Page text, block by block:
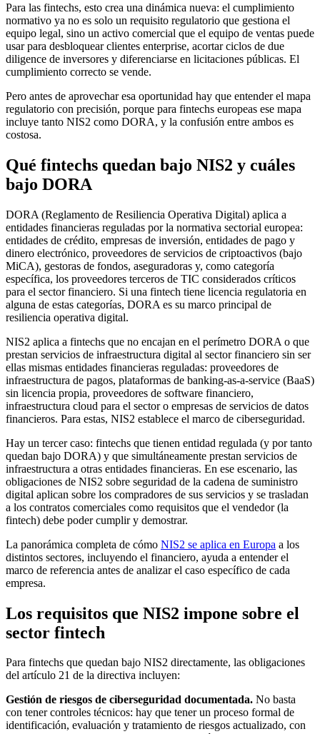
Para las fintechs, esto crea una dinámica nueva: el cumplimiento
normativo ya no es solo un requisito regulatorio que gestiona el
equipo legal, sino un activo comercial que el equipo de ventas puede
usar para desbloquear clientes enterprise, acortar ciclos de due
diligence de inversores y diferenciarse en licitaciones públicas. El
cumplimiento correcto se vende.
Pero antes de aprovechar esa oportunidad hay que entender el mapa
regulatorio con precisión, porque para fintechs europeas ese mapa
incluye tanto NIS2 como DORA, y la confusión entre ambos es
costosa.
Qué fintechs quedan bajo NIS2 y cuáles
bajo DORA
DORA (Reglamento de Resiliencia Operativa Digital) aplica a
entidades financieras reguladas por la normativa sectorial europea:
entidades de crédito, empresas de inversión, entidades de pago y
dinero electrónico, proveedores de servicios de criptoactivos (bajo
MiCA), gestoras de fondos, aseguradoras y, como categoría
específica, los proveedores terceros de TIC considerados críticos
para el sector financiero. Si una fintech tiene licencia regulatoria en
alguna de estas categorías, DORA es su marco principal de
resiliencia operativa digital.
NIS2 aplica a fintechs que no encajan en el perímetro DORA o que
prestan servicios de infraestructura digital al sector financiero sin ser
ellas mismas entidades financieras reguladas: proveedores de
infraestructura de pagos, plataformas de banking-as-a-service (BaaS)
sin licencia propia, proveedores de software financiero,
infraestructura cloud para el sector o empresas de servicios de datos
financieros. Para estas, NIS2 establece el marco de ciberseguridad.
Hay un tercer caso: fintechs que tienen entidad regulada (y por tanto
quedan bajo DORA) y que simultáneamente prestan servicios de
infraestructura a otras entidades financieras. En ese escenario, las
obligaciones de NIS2 sobre seguridad de la cadena de suministro
digital aplican sobre los compradores de sus servicios y se trasladan
a los contratos comerciales como requisitos que el vendedor (la
fintech) debe poder cumplir y demostrar.
La panorámica completa de cómo NIS2 se aplica en Europa a los
distintos sectores, incluyendo el financiero, ayuda a entender el
marco de referencia antes de analizar el caso específico de cada
empresa.
Los requisitos que NIS2 impone sobre el
sector fintech
Para fintechs que quedan bajo NIS2 directamente, las obligaciones
del artículo 21 de la directiva incluyen:
Gestión de riesgos de ciberseguridad documentada. No basta
con tener controles técnicos: hay que tener un proceso formal de
identificación, evaluación y tratamiento de riesgos actualizado, con